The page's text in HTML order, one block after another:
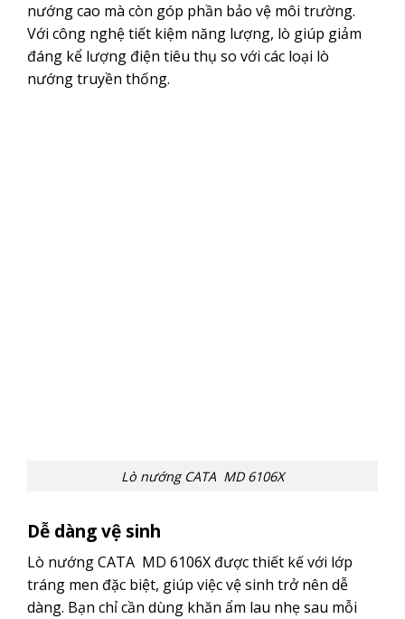
nướng cao mà còn góp phần bảo vệ môi trường.
Với công nghệ tiết kiệm năng lượng, lò giúp giảm
đáng kể lượng điện tiêu thụ so với các loại lò
nướng truyền thống.
Lò nướng CATA MD 6106X
Dễ dàng vệ sinh
Lò nướng CATA MD 6106X được thiết kế với lớp
tráng men đặc biệt, giúp việc vệ sinh trở nên dễ
dàng. Bạn chỉ cần dùng khăn ẩm lau nhẹ sau mỗi